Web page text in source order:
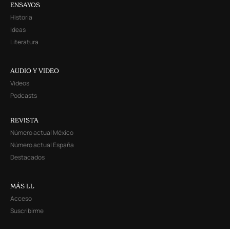
ENSAYOS
Historia
Ideas
Literatura
AUDIO Y VIDEO
Videos
Podcasts
REVISTA
Número actual México
Número actual España
Destacados
MÁS LL
Acceso
Suscribirme